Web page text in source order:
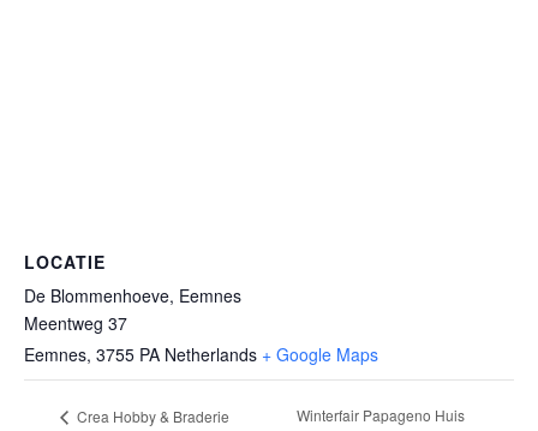
LOCATIE
De Blommenhoeve, Eemnes
Meentweg 37
Eemnes, 3755 PA Netherlands + Google Maps
Crea Hobby & Braderie
Winterfair Papageno Huis